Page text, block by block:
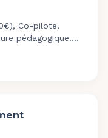
Co-pilote,
pédagogique.